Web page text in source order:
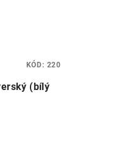
(bílý
KÓD: 220